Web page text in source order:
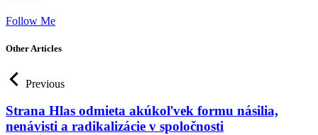
Follow Me
Other Articles
Previous
Strana Hlas odmieta akúkoľvek formu násilia,
nenávisti a radikalizácie v spoločnosti